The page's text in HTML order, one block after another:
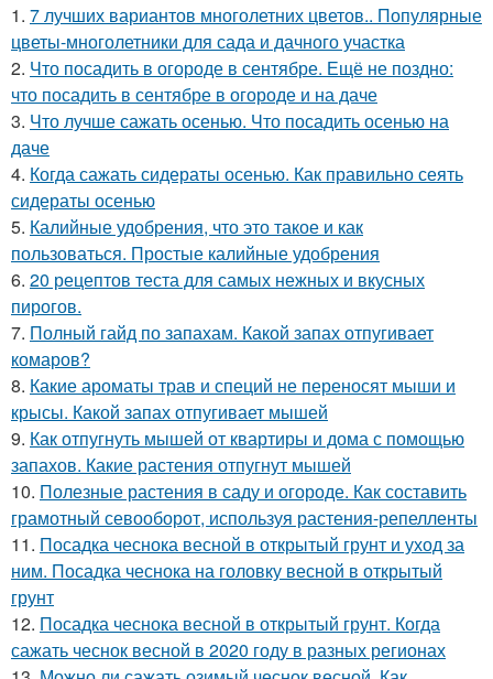
1. 7 лучших вариантов многолетних цветов.. Популярные
цветы-многолетники для сада и дачного участка
2. Что посадить в огороде в сентябре. Ещё не поздно:
что посадить в сентябре в огороде и на даче
3. Что лучше сажать осенью. Что посадить осенью на
даче
4. Когда сажать сидераты осенью. Как правильно сеять
сидераты осенью
5. Калийные удобрения, что это такое и как
пользоваться. Простые калийные удобрения
6. 20 рецептов теста для самых нежных и вкусных
пирогов.
7. Полный гайд по запахам. Какой запах отпугивает
комаров?
8. Какие ароматы трав и специй не переносят мыши и
крысы. Какой запах отпугивает мышей
9. Как отпугнуть мышей от квартиры и дома с помощью
запахов. Какие растения отпугнут мышей
10. Полезные растения в саду и огороде. Как составить
грамотный севооборот, используя растения-репелленты
11. Посадка чеснока весной в открытый грунт и уход за
ним. Посадка чеснока на головку весной в открытый
грунт
12. Посадка чеснока весной в открытый грунт. Когда
сажать чеснок весной в 2020 году в разных регионах